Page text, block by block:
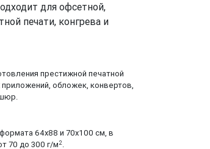
для офсетной,
печати, конгрева и
престижной печатной
приложений, обложек, конвертов,
64x88 и 70х100 см, в
70 до 300 г/м2.